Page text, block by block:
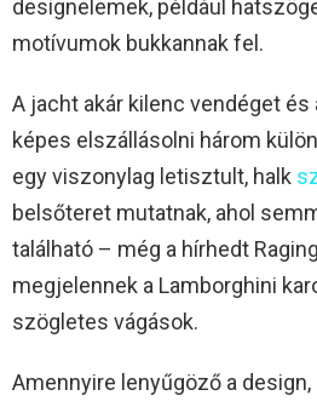
designelemek, például
motívumok bukkannak fel.
A jacht akár kilenc vendéget
képes elszállásolni három
egy viszonylag letisztult, halk
belsőteret mutatnak, ahol
található – még a hírhedt
megjelennek a Lamborghini
szögletes vágások.
Amennyire lenyűgöző a